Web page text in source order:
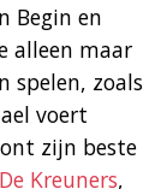
Begin en
alleen maar
spelen, zoals
voert
zijn beste
De Kreuners,